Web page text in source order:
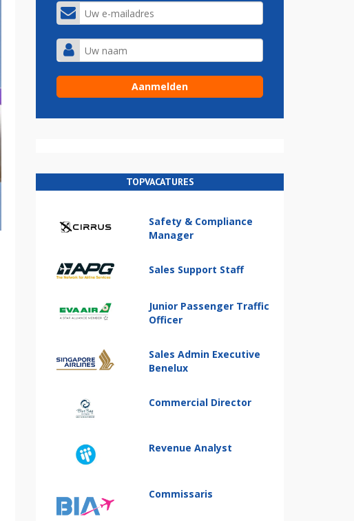
TOPVACATURES
Safety & Compliance
Manager
Sales Support Staff
Junior Passenger Traffic
Officer
Sales Admin Executive
Benelux
Commercial Director
Revenue Analyst
Commissaris